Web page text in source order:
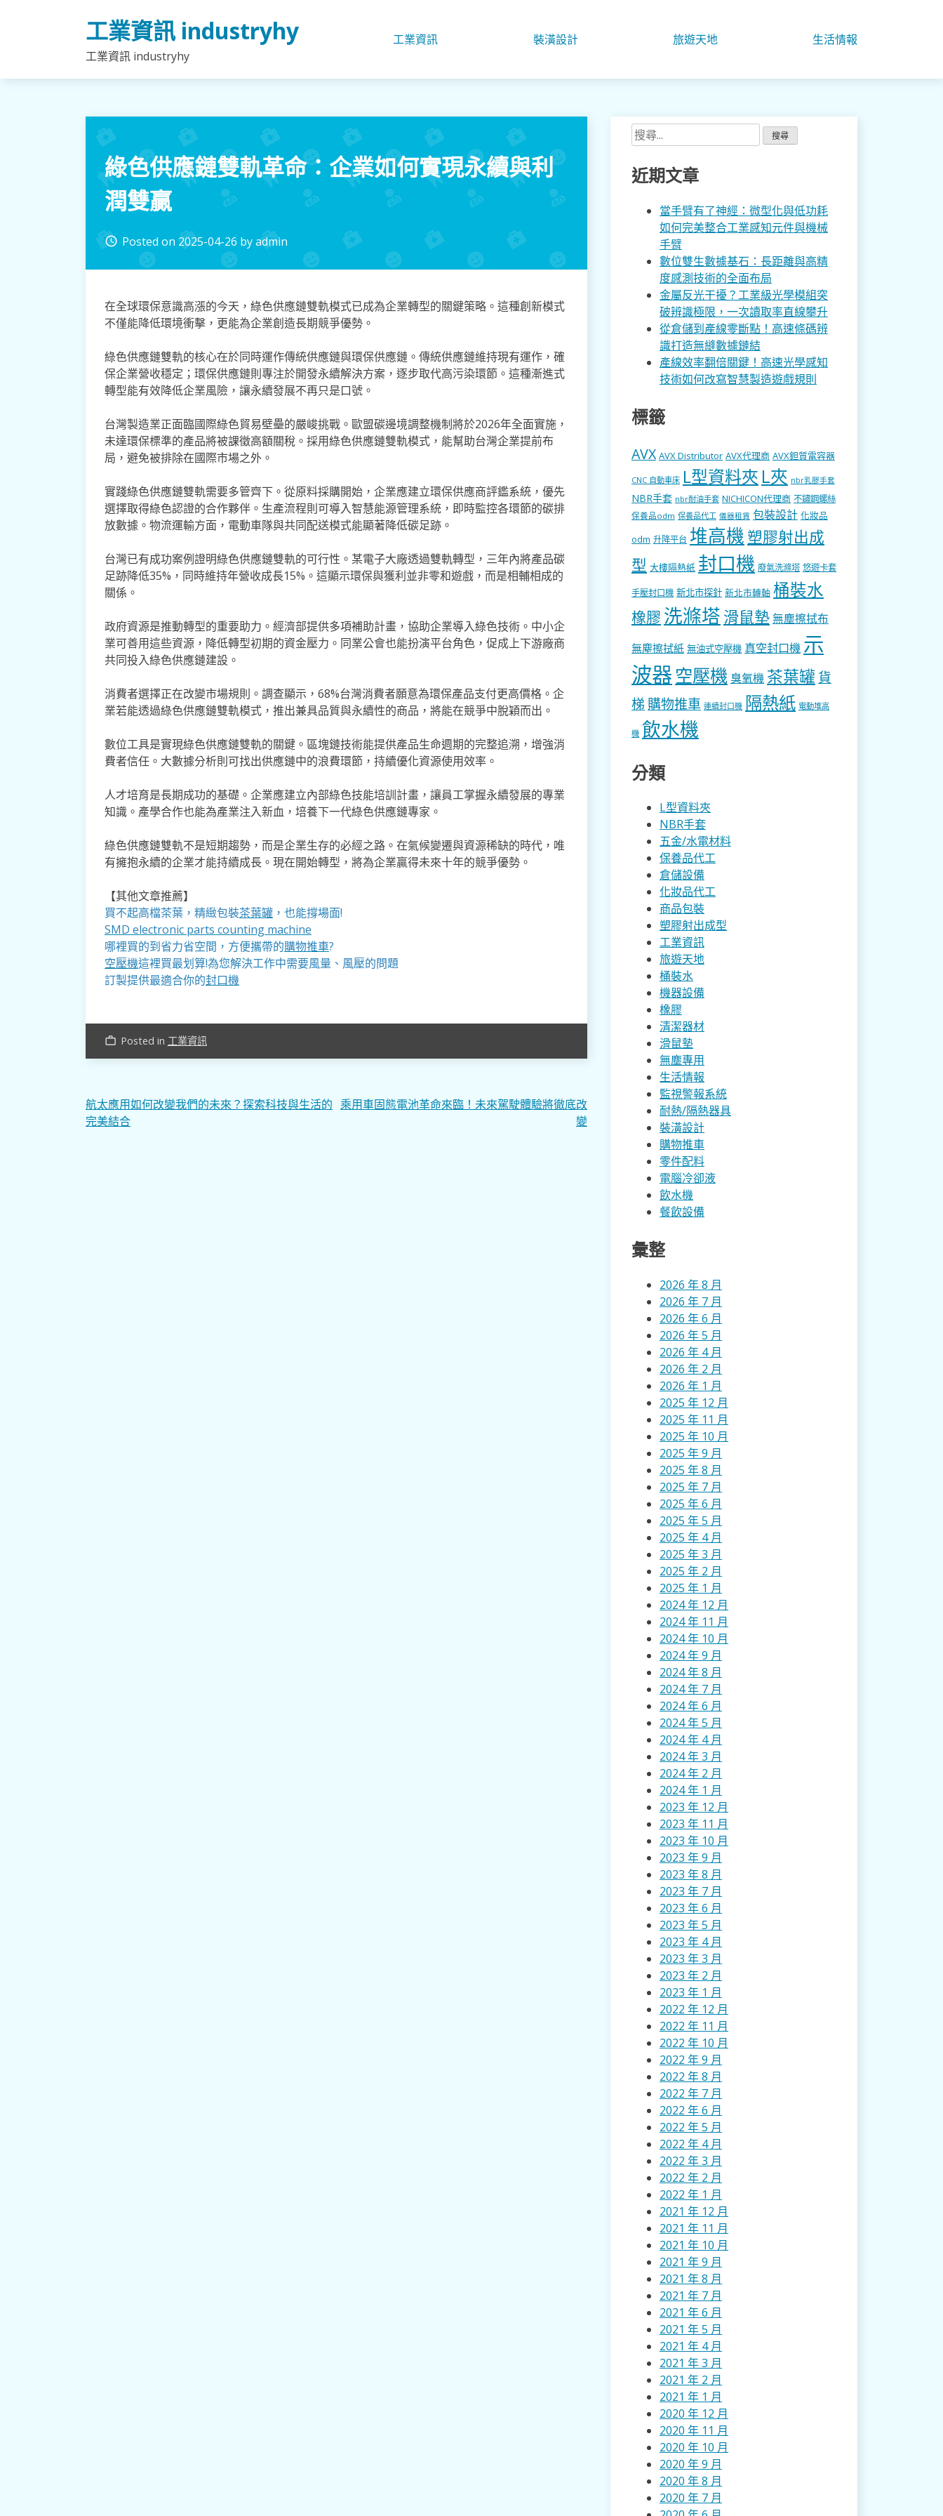
工業資訊 industryhy
工業資訊 industryhy
工業資訊 裝潢設計 旅遊天地 生活情報
綠色供應鏈雙軌革命：企業如何實現永續與利
潤雙贏
access_time Posted on2025-04-26 byadmin
在全球環保意識高漲的今天，綠色供應鏈雙軌模式已成為企業轉型的關鍵策略。這種創新模式
不僅能降低環境衝擊，更能為企業創造長期競爭優勢。
綠色供應鏈雙軌的核心在於同時運作傳統供應鏈與環保供應鏈。傳統供應鏈維持現有運作，確
保企業營收穩定；環保供應鏈則專注於開發永續解決方案，逐步取代高污染環節。這種漸進式
轉型能有效降低企業風險，讓永續發展不再只是口號。
台灣製造業正面臨國際綠色貿易壁壘的嚴峻挑戰。歐盟碳邊境調整機制將於2026年全面實施，
未達環保標準的產品將被課徵高額關稅。採用綠色供應鏈雙軌模式，能幫助台灣企業提前布
局，避免被排除在國際市場之外。
實踐綠色供應鏈雙軌需要多管齊下。從原料採購開始，企業應建立環保供應商評鑑系統，優先
選擇取得綠色認證的合作夥伴。生產流程則可導入智慧能源管理系統，即時監控各環節的碳排
放數據。物流運輸方面，電動車隊與共同配送模式能顯著降低碳足跡。
台灣已有成功案例證明綠色供應鏈雙軌的可行性。某電子大廠透過雙軌轉型，三年內將產品碳
足跡降低35%，同時維持年營收成長15%。這顯示環保與獲利並非零和遊戲，而是相輔相成的
關係。
政府資源是推動轉型的重要助力。經濟部提供多項補助計畫，協助企業導入綠色技術。中小企
業可善用這些資源，降低轉型初期的資金壓力。同業公會也能扮演平台角色，促成上下游廠商
共同投入綠色供應鏈建設。
消費者選擇正在改變市場規則。調查顯示，68%台灣消費者願意為環保產品支付更高價格。企
業若能透過綠色供應鏈雙軌模式，推出兼具品質與永續性的商品，將能在競爭中脫穎而出。
數位工具是實現綠色供應鏈雙軌的關鍵。區塊鏈技術能提供產品生命週期的完整追溯，增強消
費者信任。大數據分析則可找出供應鏈中的浪費環節，持續優化資源使用效率。
人才培育是長期成功的基礎。企業應建立內部綠色技能培訓計畫，讓員工掌握永續發展的專業
知識。產學合作也能為產業注入新血，培養下一代綠色供應鏈專家。
綠色供應鏈雙軌不是短期趨勢，而是企業生存的必經之路。在氣候變遷與資源稀缺的時代，唯
有擁抱永續的企業才能持續成長。現在開始轉型，將為企業贏得未來十年的競爭優勢。
【其他文章推薦】
買不起高檔茶葉，精緻包裝茶葉罐，也能撐場面!
SMD electronic parts counting machine
哪裡買的到省力省空間，方便攜帶的購物推車?
空壓機這裡買最划算!為您解決工作中需要風量、風壓的問題
訂製提供最適合你的封口機
work_outline Posted in 工業資訊
文
章
航太應用如何改變我們的未來？探索科技與生活的
完美結合
乘用車固態電池革命來臨！未來駕駛體驗將徹底改
變
搜
尋
關
鍵
近期文章
當手臂有了神經：微型化與低功耗
如何完美整合工業感知元件與機械
手臂
數位雙生數據基石：長距離與高精
度感測技術的全面布局
金屬反光干擾？工業級光學模組突
破辨識極限，一次讀取率直線攀升
從倉儲到產線零斷點！高速條碼辨
識打造無縫數據鏈結
產線效率翻倍關鍵！高速光學感知
技術如何改寫智慧製造遊戲規則
標籤
AVX AVX Distributor AVX代理商 AVX鉭質電容器
CNC 自動車床 L型資料夾 L夾 nbr乳膠手套
NBR手套 nbr耐油手套 NICHICON代理商 不鏽鋼螺絲
保養品odm 保養品代工 儀器租賃 包裝設計 化妝品
odm 升降平台 堆高機 塑膠射出成
型 大樓隔熱紙 封口機 廢氣洗滌塔 悠遊卡套
手壓封口機 新北市探針 新北市轉軸 桶裝水
橡膠 洗滌塔 滑鼠墊無塵擦拭布
無塵擦拭紙 無油式空壓機 真空封口機 示
波器 空壓機 臭氧機 茶葉罐 貨
梯 購物推車 連續封口機 隔熱紙 電動堆高
機 飲水機
分類
L型資料夾
NBR手套
五金/水電材料
保養品代工
倉儲設備
化妝品代工
商品包裝
塑膠射出成型
工業資訊
旅遊天地
桶裝水
機器設備
橡膠
清潔器材
滑鼠墊
無塵專用
生活情報
監視警報系統
耐熱/隔熱器具
裝潢設計
購物推車
零件配料
電腦冷卻液
飲水機
餐飲設備
彙整
2026 年 8 月
2026 年 7 月
2026 年 6 月
2026 年 5 月
2026 年 4 月
2026 年 2 月
2026 年 1 月
2025 年 12 月
2025 年 11 月
2025 年 10 月
2025 年 9 月
2025 年 8 月
2025 年 7 月
2025 年 6 月
2025 年 5 月
2025 年 4 月
2025 年 3 月
2025 年 2 月
2025 年 1 月
2024 年 12 月
2024 年 11 月
2024 年 10 月
2024 年 9 月
2024 年 8 月
2024 年 7 月
2024 年 6 月
2024 年 5 月
2024 年 4 月
2024 年 3 月
2024 年 2 月
2024 年 1 月
2023 年 12 月
2023 年 11 月
2023 年 10 月
2023 年 9 月
2023 年 8 月
2023 年 7 月
2023 年 6 月
2023 年 5 月
2023 年 4 月
2023 年 3 月
2023 年 2 月
2023 年 1 月
2022 年 12 月
2022 年 11 月
2022 年 10 月
2022 年 9 月
2022 年 8 月
2022 年 7 月
2022 年 6 月
2022 年 5 月
2022 年 4 月
2022 年 3 月
2022 年 2 月
2022 年 1 月
2021 年 12 月
2021 年 11 月
2021 年 10 月
2021 年 9 月
2021 年 8 月
2021 年 7 月
2021 年 6 月
2021 年 5 月
2021 年 4 月
2021 年 3 月
2021 年 2 月
2021 年 1 月
2020 年 12 月
2020 年 11 月
2020 年 10 月
2020 年 9 月
2020 年 8 月
2020 年 7 月